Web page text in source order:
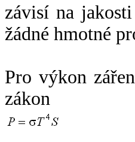
závisí na
žádné hmotné
Pro výkon
zákon